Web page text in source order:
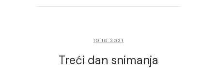
10.10.2021
Treći dan snimanja